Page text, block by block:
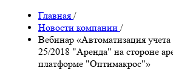
Главная /
Новости компании /
Вебинар «Автоматизация
25/2018 "Аренда" на стороне
платформе "Оптимакрос"»